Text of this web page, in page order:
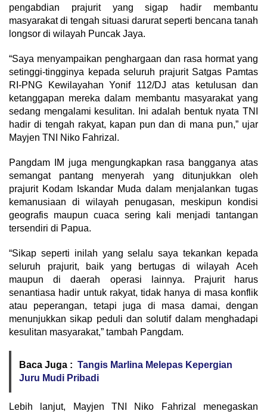
pengabdian prajurit yang sigap hadir membantu
masyarakat di tengah situasi darurat seperti bencana tanah
longsor di wilayah Puncak Jaya.
“Saya menyampaikan penghargaan dan rasa hormat yang
setinggi-tingginya kepada seluruh prajurit Satgas Pamtas
RI-PNG Kewilayahan Yonif 112/DJ atas ketulusan dan
ketanggapan mereka dalam membantu masyarakat yang
sedang mengalami kesulitan. Ini adalah bentuk nyata TNI
hadir di tengah rakyat, kapan pun dan di mana pun,” ujar
Mayjen TNI Niko Fahrizal.
Pangdam IM juga mengungkapkan rasa bangganya atas
semangat pantang menyerah yang ditunjukkan oleh
prajurit Kodam Iskandar Muda dalam menjalankan tugas
kemanusiaan di wilayah penugasan, meskipun kondisi
geografis maupun cuaca sering kali menjadi tantangan
tersendiri di Papua.
“Sikap seperti inilah yang selalu saya tekankan kepada
seluruh prajurit, baik yang bertugas di wilayah Aceh
maupun di daerah operasi lainnya. Prajurit harus
senantiasa hadir untuk rakyat, tidak hanya di masa konflik
atau peperangan, tetapi juga di masa damai, dengan
menunjukkan sikap peduli dan solutif dalam menghadapi
kesulitan masyarakat,” tambah Pangdam.
Baca Juga : Tangis Marlina Melepas Kepergian
Juru Mudi Pribadi
Lebih lanjut, Mayjen TNI Niko Fahrizal menegaskan